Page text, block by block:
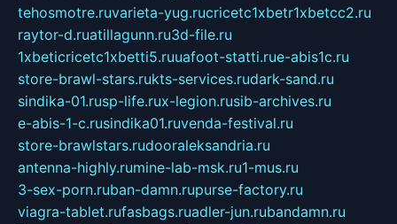
tehosmotre.ruvarieta-yug.rucricetc1xbetr1xbetcc2.ru
raytor-d.ruatillagunn.ru3d-file.ru
1xbeticricetc1xbetti5.ruuafoot-statti.rue-abis1c.ru
store-brawl-stars.rukts-services.rudark-sand.ru
sindika-01.rusp-life.rux-legion.rusib-archives.ru
e-abis-1-c.rusindika01.ruvenda-festival.ru
store-brawlstars.rudooraleksandria.ru
antenna-highly.rumine-lab-msk.ru1-mus.ru
3-sex-porn.ruban-damn.rupurse-factory.ru
viagra-tablet.rufasbags.ruadler-jun.rubandamn.ru